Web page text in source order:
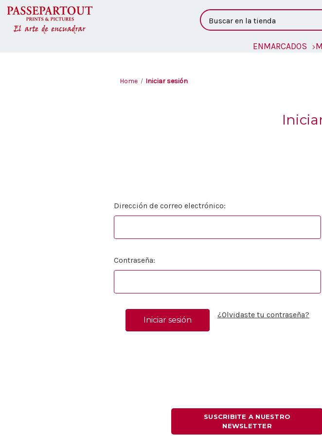
Buscar
ENMARCADOS
Home Iniciar sesión
Dirección de correo electrónico:
Contraseña:
¿Olvidaste tu contraseña?
SUSCRIBITE A NUESTRO
NEWSLETTER